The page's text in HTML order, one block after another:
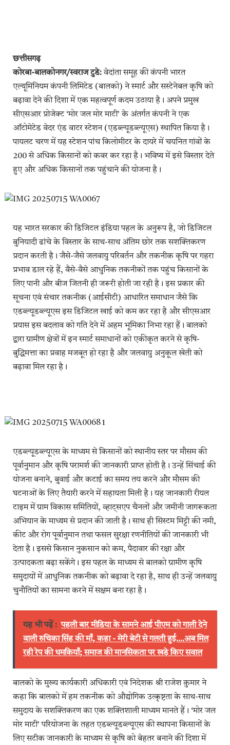
छत्तीसगढ़
कोरबा-बालकोनगर/स्वराज टुडे:वेदांता समूह की कंपनी भारत
एल्यूमिनियम कंपनी लिमिटेड (बालको) ने स्मार्ट और सस्टेनेबल कृषि को
बढ़ावा देने की दिशा में एक महत्वपूर्ण कदम उठाया है। अपने प्रमुख
सीएसआर प्रोजेक्ट ‘मोर जल मोर माटी’ के अंतर्गत कंपनी ने एक
ऑटोमेटेड वेदर एंड वाटर स्टेशन (एडब्ल्यूडब्ल्यूएस) स्थापित किया है।
पायलट चरण में यह स्टेशन पांच किलोमीटर के दायरे में चयनित गांवों के
200 से अधिक किसानों को कवर कर रहा है। भविष्य में इसे विस्तार देते
हुए और अधिक किसानों तक पहुंचाने की योजना है।
यह भारत सरकार की डिजिटल इंडिया पहल के अनुरूप है, जो डिजिटल
बुनियादी ढांचे के विस्तार के साथ-साथ अंतिम छोर तक सशक्तिकरण
प्रदान करती है। जैसे-जैसे जलवायु परिवर्तन और तकनीक कृषि पर गहरा
प्रभाव डाल रहे हैं, वैसे-वैसे आधुनिक तकनीकों तक पहुंच किसानों के
लिए पानी और बीज जितनी ही जरूरी होती जा रही है। इस प्रकार की
सूचना एवं संचार तकनीक (आईसीटी) आधारित समाधान जैसे कि
एडब्ल्यूडब्ल्यूएस इस डिजिटल खाई को कम कर रहा है और सीएसआर
प्रयास इस बदलाव को गति देने में अहम भूमिका निभा रहा हैं। बालको
द्वारा ग्रामीण क्षेत्रों में इन स्मार्ट समाधानों को एकीकृत करने से कृषि-
बुद्धिमत्ता का प्रवाह मजबूत हो रहा है और जलवायु अनुकूल खेती को
बढ़ावा मिल रहा है।
एडब्ल्यूडब्ल्यूएस के माध्यम से किसानों को स्थानीय स्तर पर मौसम की
पूर्वानुमान और कृषि परामर्श की जानकारी प्राप्त होती है। उन्हें सिंचाई की
योजना बनाने, बुवाई और कटाई का समय तय करने और मौसम की
घटनाओं के लिए तैयारी करने में सहायता मिली है। यह जानकारी रीयल
टाइम में ग्राम विकास समितियों, व्हाट्सएप चैनलों और जमीनी जागरूकता
अभियान के माध्यम से प्रदान की जाती है। साथ ही सिस्टम मिट्टी की नमी,
कीट और रोग पूर्वानुमान तथा फसल सुरक्षा रणनीतियों की जानकारी भी
देता है। इससे किसान नुकसान को कम, पैदावार की रक्षा और
उत्पादकता बढ़ा सकेंगे। इस पहल के माध्यम से बालको ग्रामीण कृषि
समुदायों में आधुनिक तकनीक को बढ़ावा दे रहा है, साथ ही उन्हें जलवायु
चुनौतियों का सामना करने में सक्षम बना रहा है।
यह भी पढ़ें : पहली बार मीडिया के सामने आई पीएम को गाली देने
वाली रुचिका सिंह की माँ, कहा - मेरी बेटी से गलती हुई....अब मिल
रही रेप की धमकियाँ; समाज की मानसिकता पर खड़े किए सवाल
बालको के मुख्य कार्यकारी अधिकारी एवं निदेशक श्री राजेश कुमार ने
कहा कि बालको में हम तकनीक को औद्योगिक उत्कृष्टता के साथ-साथ
समुदाय के सशक्तिकरण का एक शक्तिशाली माध्यम मानते हैं। ‘मोर जल
मोर माटी’ परियोजना के तहत एडब्ल्यूडब्ल्यूएस की स्थापना किसानों के
लिए सटीक जानकारी के माध्यम से कृषि को बेहतर बनाने की दिशा में